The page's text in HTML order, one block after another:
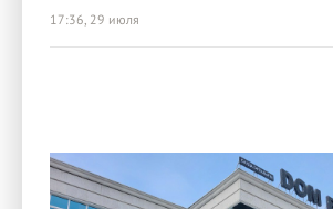
17:36, 29 июля